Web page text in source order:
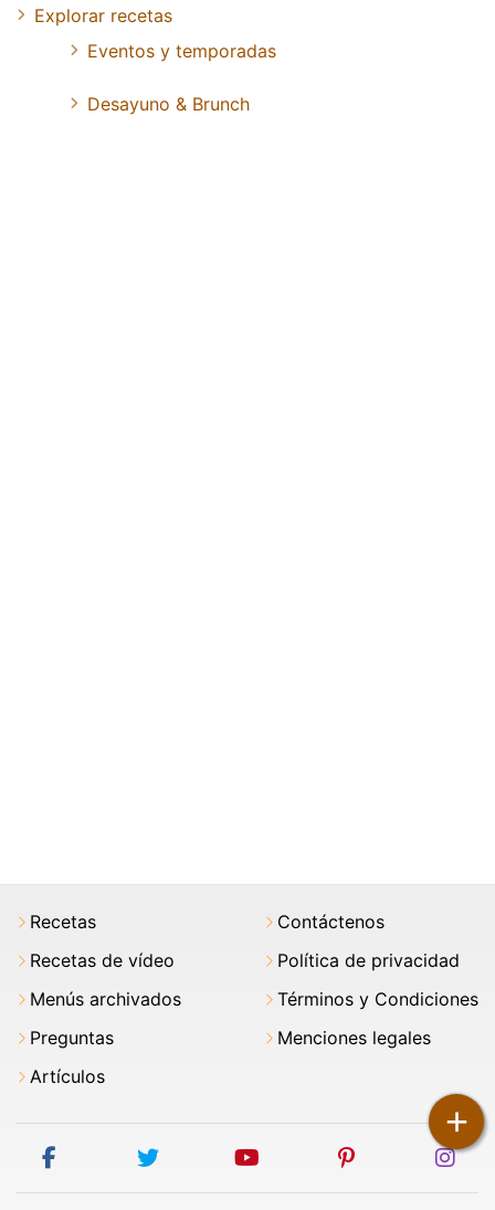
+
Explorar recetas
Eventos y temporadas
Desayuno & Brunch
Recetas
Recetas de vídeo
Menús archivados
Preguntas
Artículos
Contáctenos
Política de privacidad
Términos y Condiciones
Menciones legales
facebook twitter youtube pinterest